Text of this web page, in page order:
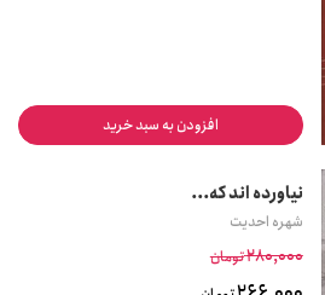
افزودن به سبد خرید
نیاورده اند که...
شهره احدیت
280,000تومان